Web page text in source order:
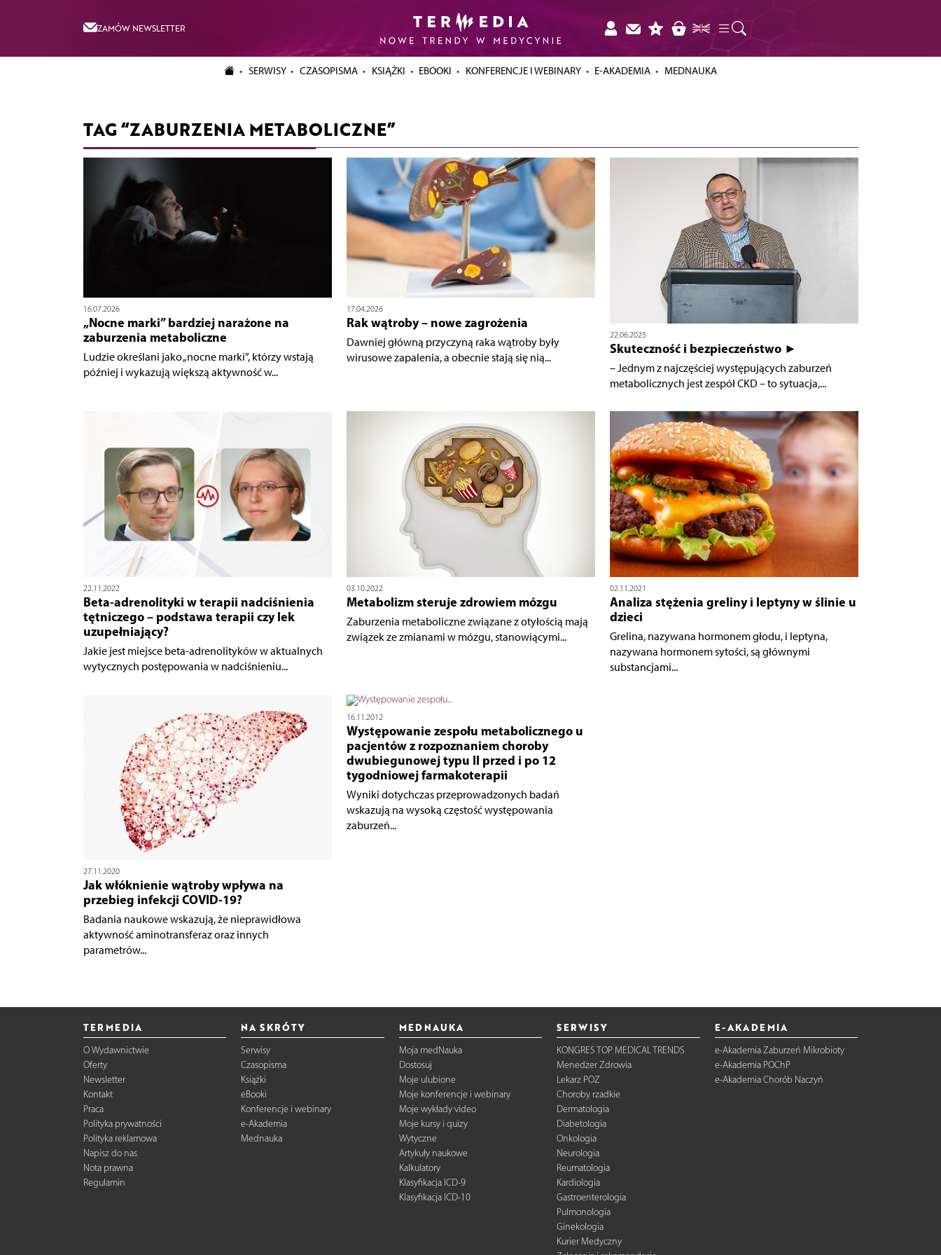
ZAMÓW NEWSLETTER
SERWISY CZASOPISMA KSIĄŻKI EBOOKI KONFERENCJE I WEBINARY E-AKADEMIA MEDNAUKA
TAG “ZABURZENIA METABOLICZNE”
16.07.2026
„Nocne marki” bardziej narażone na
zaburzenia metaboliczne
Ludzie określani jako „nocne marki”, którzy wstają
później i wykazują większą aktywność w...
17.04.2026
Rak wątroby – nowe zagrożenia
Dawniej główną przyczyną raka wątroby były
wirusowe zapalenia, a obecnie stają się nią...
22.06.2025
Skuteczność i bezpieczeństwo ►
– Jednym z najczęściej występujących zaburzeń
metabolicznych jest zespół CKD – to sytuacja,...
22.11.2022
Beta-adrenolityki w terapii nadciśnienia
tętniczego – podstawa terapii czy lek
uzupełniający?
Jakie jest miejsce beta-adrenolityków w aktualnych
wytycznych postępowania w nadciśnieniu...
03.10.2022
Metabolizm steruje zdrowiem mózgu
Zaburzenia metaboliczne związane z otyłością mają
związek ze zmianami w mózgu, stanowiącymi...
02.11.2021
Analiza stężenia greliny i leptyny w ślinie u
dzieci
Grelina, nazywana hormonem głodu, i leptyna,
nazywana hormonem sytości, są głównymi
substancjami...
27.11.2020
Jak włóknienie wątroby wpływa na
przebieg infekcji COVID-19?
Badania naukowe wskazują, że nieprawidłowa
aktywność aminotransferaz oraz innych
parametrów...
16.11.2012
Występowanie zespołu metabolicznego u
pacjentów z rozpoznaniem choroby
dwubiegunowej typu II przed i po 12
tygodniowej farmakoterapii
Wyniki dotychczas przeprowadzonych badań
wskazują na wysoką częstość występowania
zaburzeń...
TERMEDIA
O Wydawnictwie
Oferty
Newsletter
Kontakt
Praca
Polityka prywatności
Polityka reklamowa
Napisz do nas
Nota prawna
Regulamin
NA SKRÓTY
Serwisy
Czasopisma
Książki
eBooki
Konferencje i webinary
e-Akademia
Mednauka
MEDNAUKA
Moja medNauka
Dostosuj
Moje ulubione
Moje konferencje i webinary
Moje wykłady video
Moje kursy i quizy
Wytyczne
Artykuły naukowe
Kalkulatory
Klasyfikacja ICD-9
Klasyfikacja ICD-10
SERWISY
KONGRES TOP MEDICAL TRENDS
Menedżer Zdrowia
Lekarz POZ
Choroby rzadkie
Dermatologia
Diabetologia
Onkologia
Neurologia
Reumatologia
Kardiologia
Gastroenterologia
Pulmonologia
Ginekologia
Kurier Medyczny
E-AKADEMIA
e-Akademia Zaburzeń Mikrobioty
e-Akademia POChP
e-Akademia Chorób Naczyń